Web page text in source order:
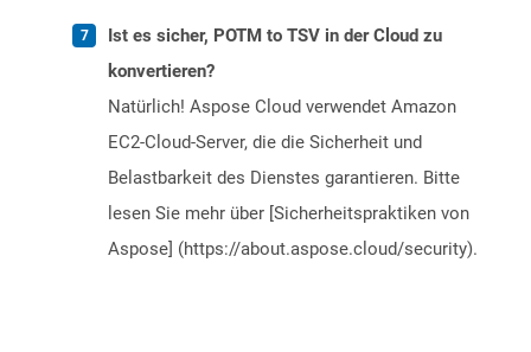
Ist es sicher, POTM to TSV in der Cloud zu
konvertieren?
Natürlich! Aspose Cloud verwendet Amazon
EC2-Cloud-Server, die die Sicherheit und
Belastbarkeit des Dienstes garantieren. Bitte
lesen Sie mehr über [Sicherheitspraktiken von
Aspose] (https://about.aspose.cloud/security).